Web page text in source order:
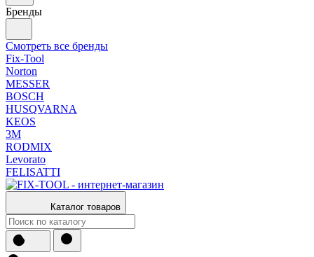
Бренды
Смотреть все бренды
Fix-Tool
Norton
MESSER
BOSCH
HUSQVARNA
KEOS
3М
RODMIX
Levorato
FELISATTI
Каталог товаров